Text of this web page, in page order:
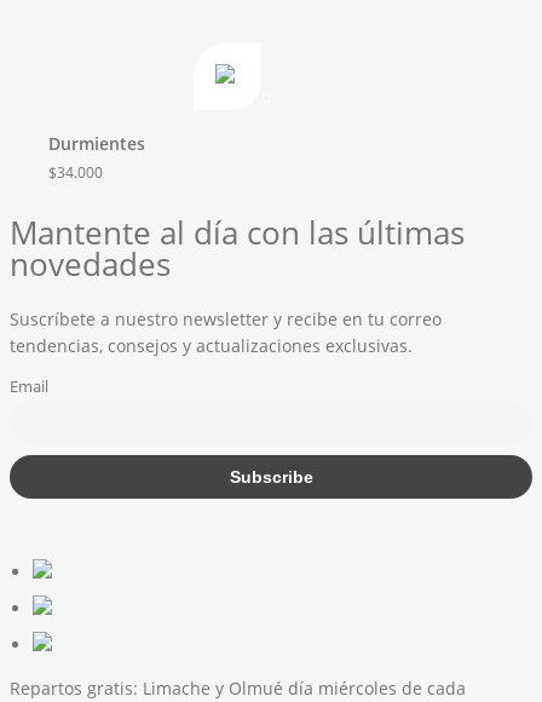
Durmientes
$34.000
Mantente al día con las últimas
novedades
Suscríbete a nuestro newsletter y recibe en tu correo
tendencias, consejos y actualizaciones exclusivas.
Email
Repartos gratis: Limache y Olmué día miércoles de cada